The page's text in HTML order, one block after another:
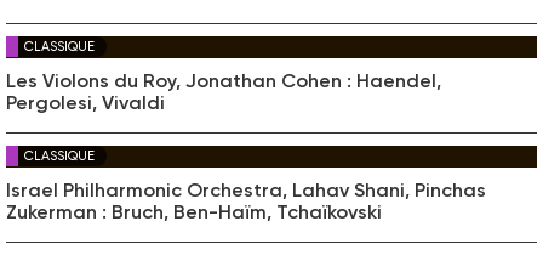
CLASSIQUE
Les Violons du Roy, Jonathan Cohen : Haendel,
Pergolesi, Vivaldi
CLASSIQUE
Israel Philharmonic Orchestra, Lahav Shani, Pinchas
Zukerman : Bruch, Ben-Haïm, Tchaïkovski